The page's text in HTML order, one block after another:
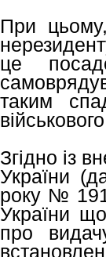
При
це
таким
Згідно із
України
року №
України
про